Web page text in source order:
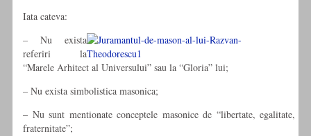
Iata cateva:
– Nu exista
referiri la
“Marele Arhitect al Universului” sau la “Gloria” lui;
– Nu exista simbolistica masonica;
– Nu sunt mentionate conceptele masonice de “libertate, egalitate,
fraternitate”;